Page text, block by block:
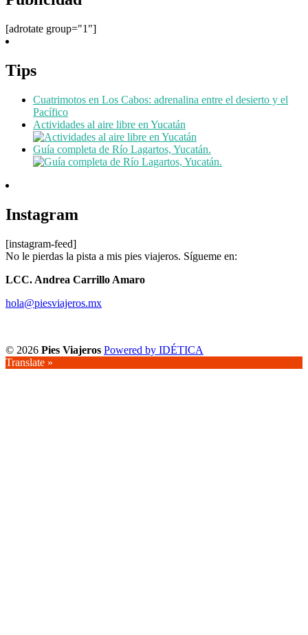
[adrotate group="1"]
Tips
Cuatrimotos en Los Cabos: adrenalina entre el desierto y el
Pacífico
Actividades al aire libre en Yucatán
Guía completa de Río Lagartos, Yucatán.
Instagram
[instagram-feed]
No le pierdas la pista a mis pies viajeros. Sígueme en:
LCC. Andrea Carrillo Amaro
hola@piesviajeros.mx
© 2026 Pies Viajeros Powered by IDÉTICA
Translate »